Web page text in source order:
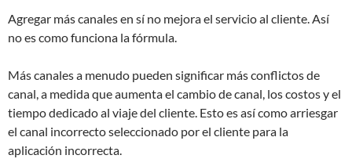
Agregar más canales en sí no mejora el servicio al cliente. Así
no es como funciona la fórmula.
Más canales a menudo pueden significar más conflictos de
canal, a medida que aumenta el cambio de canal, los costos y el
tiempo dedicado al viaje del cliente. Esto es así como arriesgar
el canal incorrecto seleccionado por el cliente para la
aplicación incorrecta.